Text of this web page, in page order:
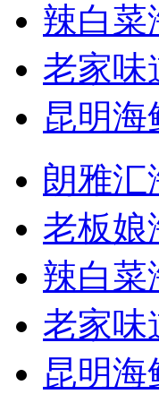
辣白菜
老家味
昆明
朗雅汇
老板娘
辣白菜
老家味
昆明